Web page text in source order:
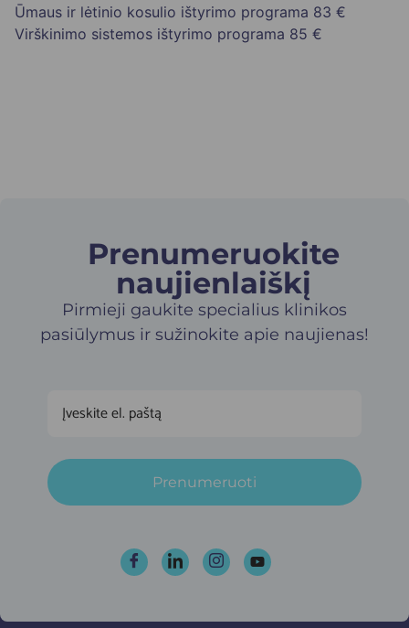
Ūmaus ir lėtinio kosulio ištyrimo programa 83 €
Virškinimo sistemos ištyrimo programa 85 €
Prenumeruokite
naujienlaiškį​
Pirmieji gaukite specialius klinikos
pasiūlymus ir sužinokite apie naujienas!
Prenumeruoti